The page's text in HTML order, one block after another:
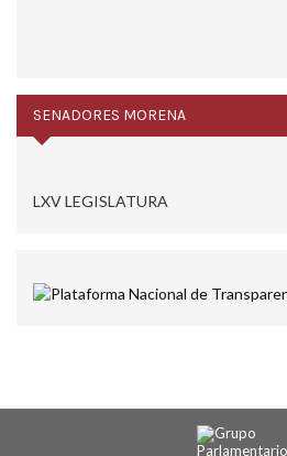
SENADORES MORENA
LXV LEGISLATURA